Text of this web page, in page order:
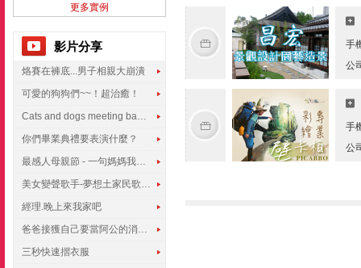
更多實例
影片分享
烙賽在褲底...男子相親大崩潰
可愛的狗狗們~~！超治癒！
Cats and dogs meeting babies for the first time
你們畢業典禮要表演什麼？
最感人母親節 - 一句媽媽我愛你
美女變聲歌手-夢想土家民歌傳遍世界
經理.晚上來我家吧
爸爸接獲自己要當阿公的消息，反應史上最可愛!!!
三秒快速摺衣服
手
公
手
公